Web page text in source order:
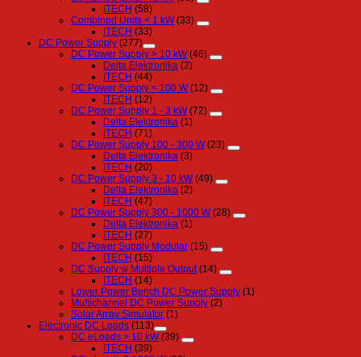
ITECH (58)
Combined Units < 1 kW (33)
ITECH (33)
DC Power Supply (277)
DC Power Supply > 10 kW (46)
Delta Elektronika (2)
ITECH (44)
DC Power Supply < 100 W (12)
ITECH (12)
DC Power Supply 1 - 3 kW (72)
Delta Elektronika (1)
ITECH (71)
DC Power Supply 100 - 300 W (23)
Delta Elektronika (3)
ITECH (20)
DC Power Supply 3 - 10 kW (49)
Delta Elektronika (2)
ITECH (47)
DC Power Supply 300 - 1000 W (28)
Delta Elektronika (1)
ITECH (27)
DC Power Supply Modular (15)
ITECH (15)
DC Supply w Multiple Output (14)
ITECH (14)
Lower Power Bench DC Power Supply (1)
Multichannel DC Power Supply (2)
Solar Array Simulator (1)
Electronic DC Loads (113)
DC eLoads > 10 kW (39)
ITECH (39)